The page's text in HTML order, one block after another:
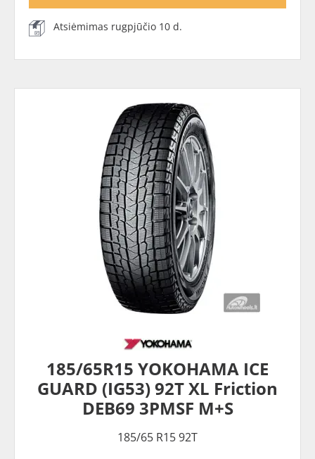
Atsiėmimas rugpjūčio 10 d.
185/65R15 YOKOHAMA ICE
GUARD (IG53) 92T XL Friction
DEB69 3PMSF M+S
185/65 R15 92T